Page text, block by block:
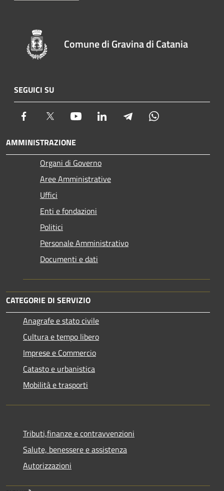
Comune di Gravina di Catania
SEGUICI SU
Facebook Twitter Youtube LinkedIn Telegram
AMMINISTRAZIONE
Organi di Governo
Aree Amministrative
Uffici
Enti e fondazioni
Politici
Personale Amministrativo
Documenti e dati
CATEGORIE DI SERVIZIO
Anagrafe e stato civile
Cultura e tempo libero
Imprese e Commercio
Catasto e urbanistica
Mobilità e trasporti
Tributi,finanze e contravvenzioni
Salute, benessere e assistenza
Autorizzazioni